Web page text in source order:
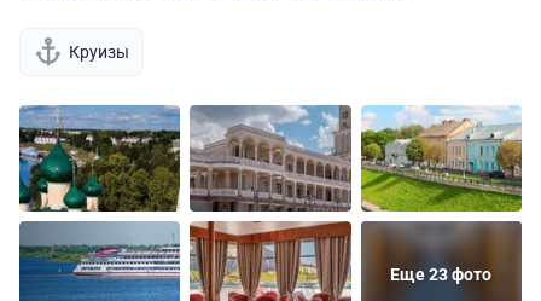
Круизы
Еще 23 фото